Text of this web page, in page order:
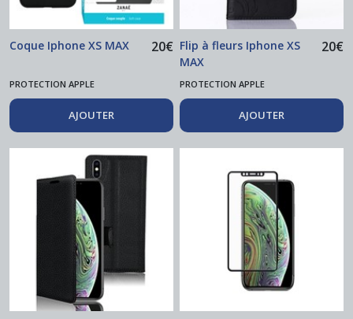
Coque Iphone XS MAX 20€
PROTECTION APPLE
AJOUTER
Flip à fleurs Iphone XS
MAX
20€
PROTECTION APPLE
AJOUTER